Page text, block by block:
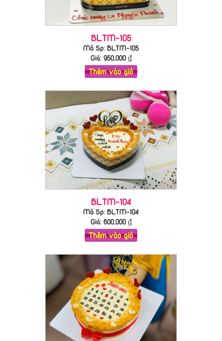
BLTM-105
Mã Sp: BLTM-105
Giá: 950,000₫
Thêm vào giỏ
BLTM-104
Mã Sp: BLTM-104
Giá: 600,000₫
Thêm vào giỏ